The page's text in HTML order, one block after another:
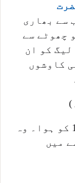
سے بھاری
چھوٹے سے
کو ان
کاوشوں
مولانا ظفر احمد عثمانیؒ کا انتقال 8 دسمبر 1974 کو ہوا۔ وہ
میں